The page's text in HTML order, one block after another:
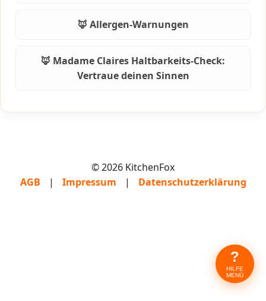
?
HILFE
MENÜ
🦊 Allergen-Warnungen
🦊 Madame Claires Haltbarkeits-Check:
Vertraue deinen Sinnen
© 2026 KitchenFox
AGB
| Impressum | Datenschutzerklärung